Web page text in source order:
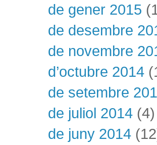
de gener 2015
de desembre
de novembre
d’octubre 2014
de setembre
de juliol 2014 (4)
de juny 2014